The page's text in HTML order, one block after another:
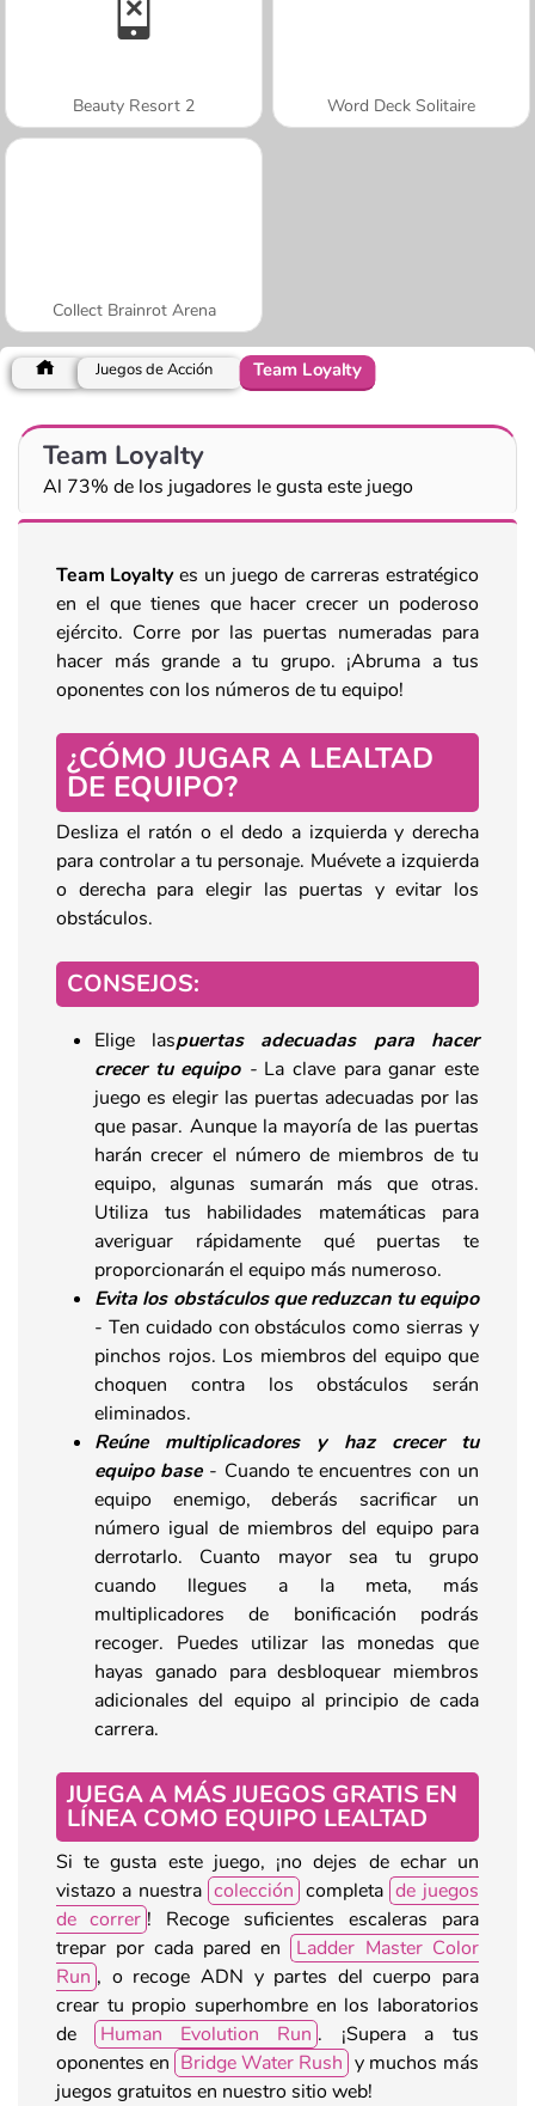
Beauty Resort 2 Word Deck Solitaire
Collect Brainrot Arena
Juegos de Acción Team Loyalty
Team Loyalty
Al 73% de los jugadores le gusta este juego
Team Loyaltyes un juego de carreras estratégico
en el que tienes que hacer crecer un poderoso
ejército. Corre por las puertas numeradas para
hacer más grande a tu grupo. ¡Abruma a tus
oponentes con los números de tu equipo!
¿CÓMO JUGAR A LEALTAD
DE EQUIPO?
Desliza el ratón o el dedo a izquierda y derecha
para controlar a tu personaje. Muévete a izquierda
o derecha para elegir las puertas y evitar los
obstáculos.
CONSEJOS:
Elige laspuertas adecuadas para hacer
crecer tu equipo- La clave para ganar este
juego es elegir las puertas adecuadas por las
que pasar. Aunque la mayoría de las puertas
harán crecer el número de miembros de tu
equipo, algunas sumarán más que otras.
Utiliza tus habilidades matemáticas para
averiguar rápidamente qué puertas te
proporcionarán el equipo más numeroso.
Evita los obstáculos que reduzcan tu equipo
- Ten cuidado con obstáculos como sierras y
pinchos rojos. Los miembros del equipo que
choquen contra los obstáculos serán
eliminados.
Reúne multiplicadores y haz crecer tu
equipo base- Cuando te encuentres con un
equipo enemigo, deberás sacrificar un
número igual de miembros del equipo para
derrotarlo. Cuanto mayor sea tu grupo
cuando llegues a la meta, más
multiplicadores de bonificación podrás
recoger. Puedes utilizar las monedas que
hayas ganado para desbloquear miembros
adicionales del equipo al principio de cada
carrera.
JUEGA A MÁS JUEGOS GRATIS EN
LÍNEA COMO EQUIPO LEALTAD
Si te gusta este juego, ¡no dejes de echar un
vistazo a nuestra colección completa de juegos
de correr ! Recoge suficientes escaleras para
trepar por cada pared en
Ladder Master Color
Run , o recoge ADN y partes del cuerpo para
crear tu propio superhombre en los laboratorios
de
Human Evolution Run . ¡Supera a tus
oponentes en Bridge Water Rush y muchos más
juegos gratuitos en nuestro sitio web!